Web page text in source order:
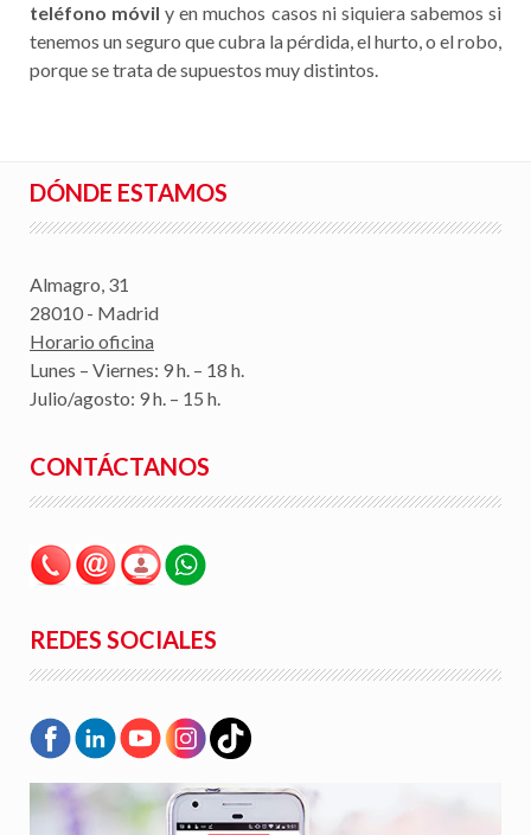
teléfono móvil y en muchos casos ni siquiera sabemos si
tenemos un seguro que cubra la pérdida, el hurto, o el robo,
porque se trata de supuestos muy distintos.
DÓNDE ESTAMOS
Almagro, 31
28010 - Madrid
Horario oficina
Lunes – Viernes: 9 h. – 18 h.
Julio/agosto: 9 h. – 15 h.
CONTÁCTANOS
REDES SOCIALES